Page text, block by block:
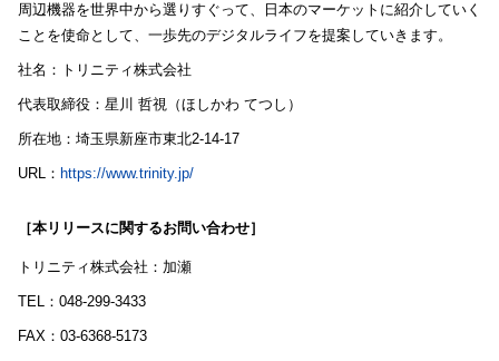
周辺機器を世界中から選りすぐって、日本のマーケットに紹介していく
ことを使命として、一歩先のデジタルライフを提案していきます。
社名：トリニティ株式会社
代表取締役：星川 哲視（ほしかわ てつし）
所在地：埼玉県新座市東北2-14-17
URL： https://www.trinity.jp/
［本リリースに関するお問い合わせ］
トリニティ株式会社：加瀬
TEL：048-299-3433
FAX：03-6368-5173